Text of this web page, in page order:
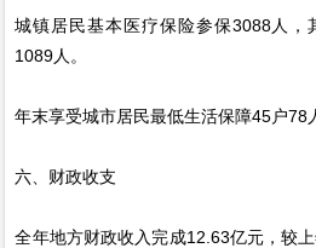
城镇居民基本医疗保险参保3088人，
1089人。
年末享受城市居民最低生活保障45户78
六、财政收支
全年地方财政收入完成12.63亿元，较